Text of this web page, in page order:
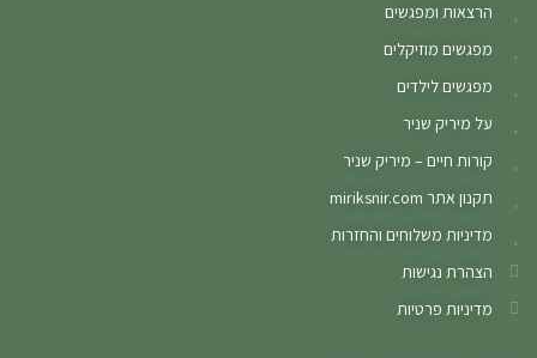
הרצאות ומפגשים
מפגשים מוזיקלים
מפגשים לילדים
על מיריק שניר
קורות חיים – מיריק שניר
תקנון אתר miriksnir.com
מדיניות משלוחים והחזרות
הצהרת נגישות
מדיניות פרטיות